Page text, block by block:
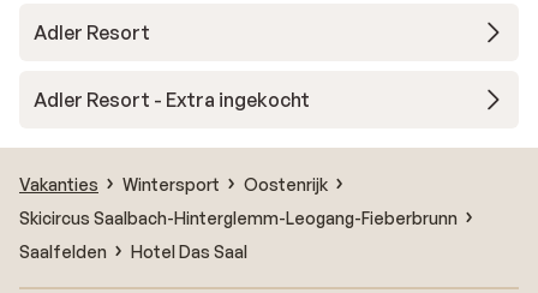
Adler Resort
Adler Resort - Extra ingekocht
Vakanties Wintersport
Oostenrijk
Skicircus Saalbach-Hinterglemm-Leogang-Fieberbrunn
Saalfelden
Hotel Das Saal